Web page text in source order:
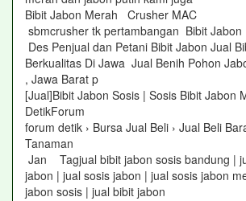
Bibit Jabon Merah Crusher MAC
sbmcrusher tk pertambangan Bibit Jabon
Des Penjual dan Petani Bibit Jabon Jual
Berkualitas Di Jawa Jual Benih Pohon
, Jawa Barat p
[Jual]Bibit Jabon Sosis | Sosis Bibit Jabon
DetikForum
forum detik › Bursa Jual Beli › Jual Beli
Tanaman
Jan Tagjual bibit jabon sosis bandung |
jabon | jual sosis jabon | jual sosis jabon
jabon sosis | jual bibit jabon